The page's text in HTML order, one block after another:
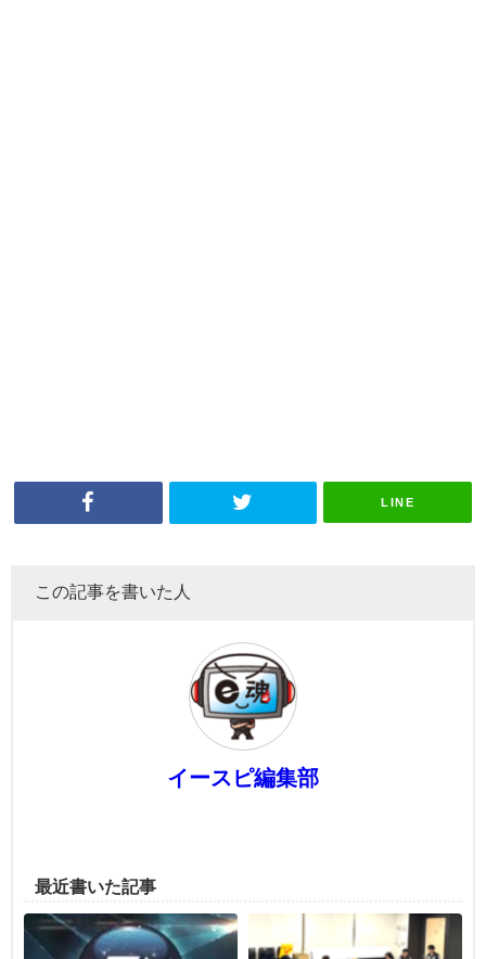
LINE
この記事を書いた人
イースピ編集部
最近書いた記事